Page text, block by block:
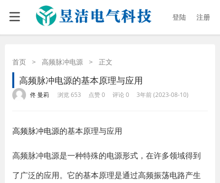
登陆 注册
首页 > 高频脉冲电源 > 正文
高频脉冲电源的基本原理与应用
佟 曼莉 浏览 653 点赞 0 评论 0 3年前 (2023-08-10)
高频脉冲电源的基本原理与应用
高频脉冲电源是一种特殊的电源形式，在许多领域得到
了广泛的应用。它的基本原理是通过高频振荡电路产生